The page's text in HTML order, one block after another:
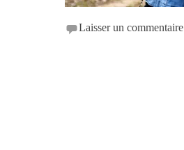
Laisser un commentaire